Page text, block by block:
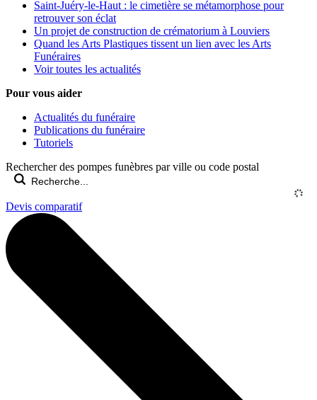
Saint-Juéry-le-Haut : le cimetière se métamorphose pour
retrouver son éclat
Un projet de construction de crématorium à Louviers
Quand les Arts Plastiques tissent un lien avec les Arts
Funéraires
Voir toutes les actualités
Pour vous aider
Actualités du funéraire
Publications du funéraire
Tutoriels
Rechercher des pompes funèbres par ville ou code postal
Devis comparatif